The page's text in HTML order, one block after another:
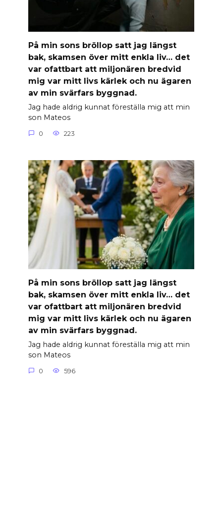
På min sons bröllop satt jag längst
bak, skamsen över mitt enkla liv… det
var ofattbart att miljonären bredvid
mig var mitt livs kärlek och nu ägaren
av min svärfars byggnad.
Jag hade aldrig kunnat föreställa mig att min
son Mateos
0 223
På min sons bröllop satt jag längst
bak, skamsen över mitt enkla liv… det
var ofattbart att miljonären bredvid
mig var mitt livs kärlek och nu ägaren
av min svärfars byggnad.
Jag hade aldrig kunnat föreställa mig att min
son Mateos
0 596